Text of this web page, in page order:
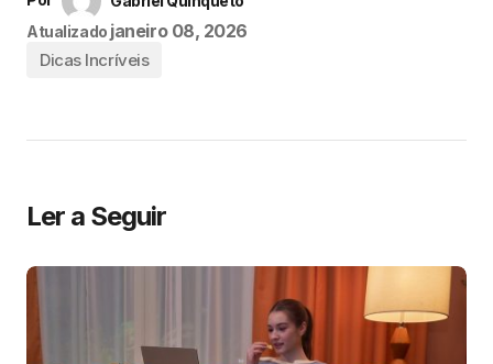
Atualizado janeiro 08, 2026
Dicas Incríveis
Ler a Seguir